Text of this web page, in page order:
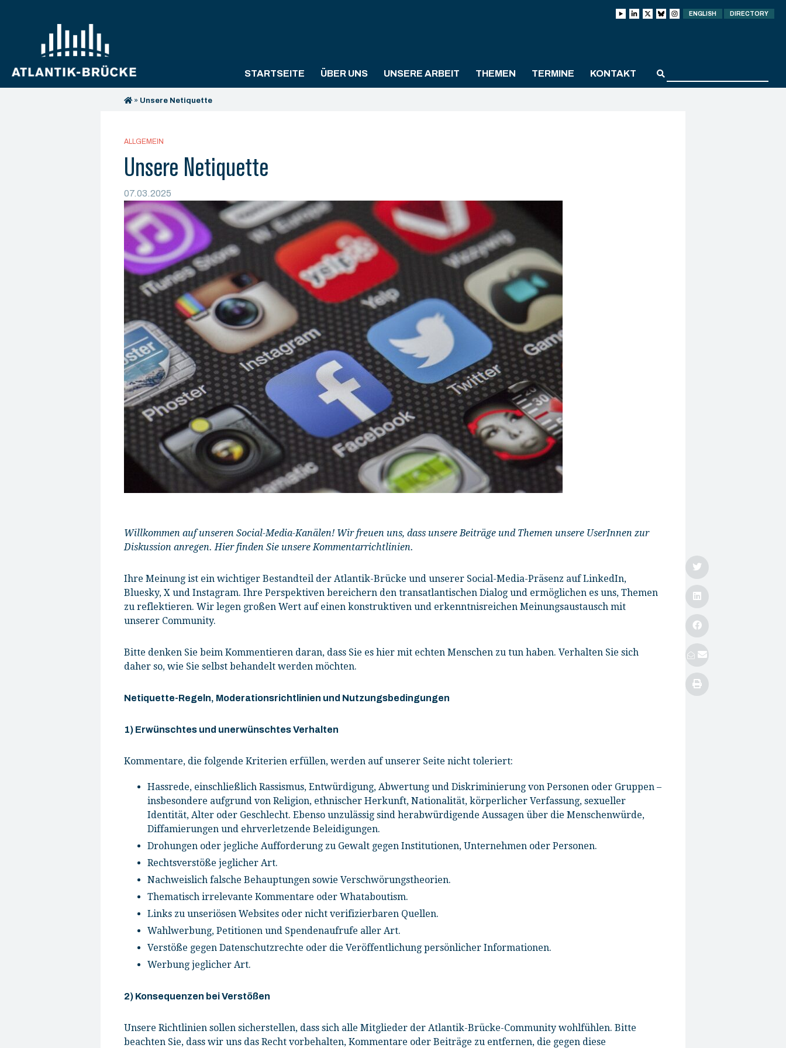
ENGLISH DIRECTORY
STARTSEITE ÜBER UNS UNSERE ARBEIT THEMEN TERMINE KONTAKT
» Unsere Netiquette
ALLGEMEIN
Unsere Netiquette
07.03.2025
Willkommen auf unseren Social-Media-Kanälen! Wir freuen uns, dass unsere Beiträge und Themen unsere UserInnen zur
Diskussion anregen. Hier finden Sie unsere Kommentarrichtlinien.
Ihre Meinung ist ein wichtiger Bestandteil der Atlantik-Brücke und unserer Social-Media-Präsenz auf LinkedIn,
Bluesky, X und Instagram. Ihre Perspektiven bereichern den transatlantischen Dialog und ermöglichen es uns, Themen
zu reflektieren. Wir legen großen Wert auf einen konstruktiven und erkenntnisreichen Meinungsaustausch mit
unserer Community.
Bitte denken Sie beim Kommentieren daran, dass Sie es hier mit echten Menschen zu tun haben. Verhalten Sie sich
daher so, wie Sie selbst behandelt werden möchten.
Netiquette-Regeln, Moderationsrichtlinien und Nutzungsbedingungen
1) Erwünschtes und unerwünschtes Verhalten
Kommentare, die folgende Kriterien erfüllen, werden auf unserer Seite nicht toleriert:
Hassrede, einschließlich Rassismus, Entwürdigung, Abwertung und Diskriminierung von Personen oder Gruppen –
insbesondere aufgrund von Religion, ethnischer Herkunft, Nationalität, körperlicher Verfassung, sexueller
Identität, Alter oder Geschlecht. Ebenso unzulässig sind herabwürdigende Aussagen über die Menschenwürde,
Diffamierungen und ehrverletzende Beleidigungen.
Drohungen oder jegliche Aufforderung zu Gewalt gegen Institutionen, Unternehmen oder Personen.
Rechtsverstöße jeglicher Art.
Nachweislich falsche Behauptungen sowie Verschwörungstheorien.
Thematisch irrelevante Kommentare oder Whataboutism.
Links zu unseriösen Websites oder nicht verifizierbaren Quellen.
Wahlwerbung, Petitionen und Spendenaufrufe aller Art.
Verstöße gegen Datenschutzrechte oder die Veröffentlichung persönlicher Informationen.
Werbung jeglicher Art.
2) Konsequenzen bei Verstößen
Unsere Richtlinien sollen sicherstellen, dass sich alle Mitglieder der Atlantik-Brücke-Community wohlfühlen. Bitte
beachten Sie, dass wir uns das Recht vorbehalten, Kommentare oder Beiträge zu entfernen, die gegen diese